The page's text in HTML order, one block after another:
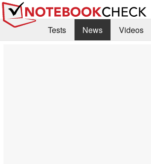
Tests News
Videos